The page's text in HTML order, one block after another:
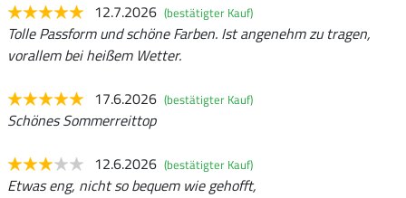
12.7.2026 (bestätigter Kauf)
Tolle Passform und schöne Farben. Ist angenehm zu tragen,
vorallem bei heißem Wetter.
17.6.2026 (bestätigter Kauf)
Schönes Sommerreittop
12.6.2026 (bestätigter Kauf)
Etwas eng, nicht so bequem wie gehofft,